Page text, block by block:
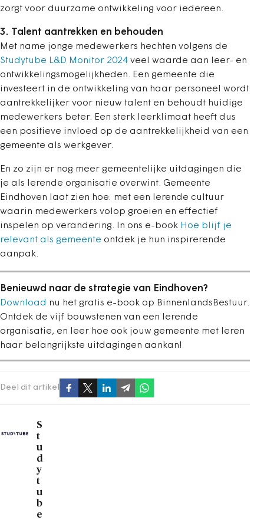
zorgt voor duurzame ontwikkeling voor iedereen.
3. Talent aantrekken en behouden
Met name jonge medewerkers hechten volgens de
Studytube L&D Monitor 2024 veel waarde aan leer- en
ontwikkelingsmogelijkheden. Een gemeente die
investeert in de ontwikkeling van haar personeel wordt
aantrekkelijker voor nieuw talent en behoudt huidige
medewerkers beter. Een sterk leerklimaat heeft dus
een positieve invloed op de aantrekkelijkheid van een
gemeente als werkgever.
En zo zijn er nog meer gemeentelijke uitdagingen die
je als lerende organisatie overwint. Gemeente
Eindhoven laat zien hoe: met een lerende cultuur
waarin medewerkers volop groeien en effectief
inspelen op verandering. In ons e-book Hoe blijf je
relevant als gemeente ontdek je hun inspirerende
aanpak.
Benieuwd naar de strategie van Eindhoven?
Download nu het gratis e-book op BinnenlandsBestuur.
Ontdek de vijf bouwstenen van een lerende
organisatie, en leer hoe ook jouw gemeente met leren
haar belangrijkste uitdagingen aankan!
Deel dit artikel
S
t
u
d
y
t
u
b
e